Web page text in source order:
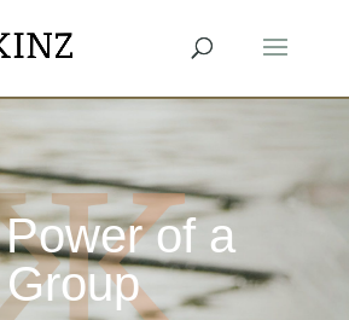
of a
Group